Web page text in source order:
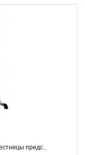
предс..